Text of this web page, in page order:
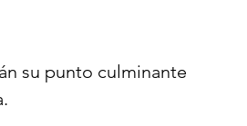
su punto culminante